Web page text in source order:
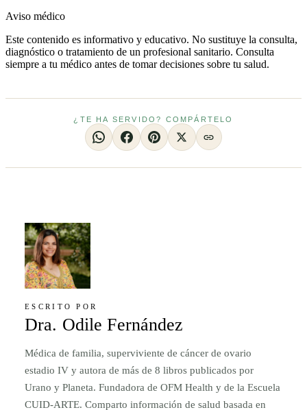
Aviso médico
Este contenido es informativo y educativo. No sustituye la consulta,
diagnóstico o tratamiento de un profesional sanitario. Consulta
siempre a tu médico antes de tomar decisiones sobre tu salud.
¿TE HA SERVIDO? COMPÁRTELO
ESCRITO POR
Dra. Odile Fernández
Médica de familia, superviviente de cáncer de ovario
estadio IV y autora de más de 8 libros publicados por
Urano y Planeta. Fundadora de OFM Health y de la Escuela
CUID-ARTE. Comparto información de salud basada en